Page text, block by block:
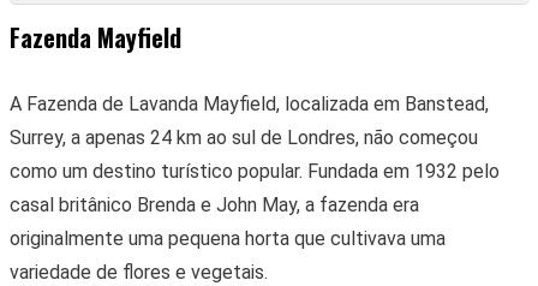
Fazenda Mayfield
A Fazenda de Lavanda Mayfield, localizada em Banstead,
Surrey, a apenas 24 km ao sul de Londres, não começou
como um destino turístico popular. Fundada em 1932 pelo
casal britânico Brenda e John May, a fazenda era
originalmente uma pequena horta que cultivava uma
variedade de flores e vegetais.